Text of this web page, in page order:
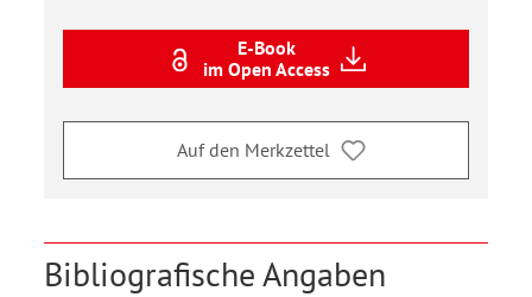
E-Book
im Open Access
Auf den Merkzettel
Bibliografische Angaben